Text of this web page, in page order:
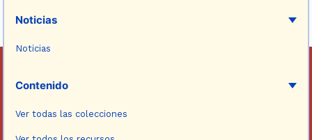
Noticias
Noticias
Contenido
Ver todas las colecciones